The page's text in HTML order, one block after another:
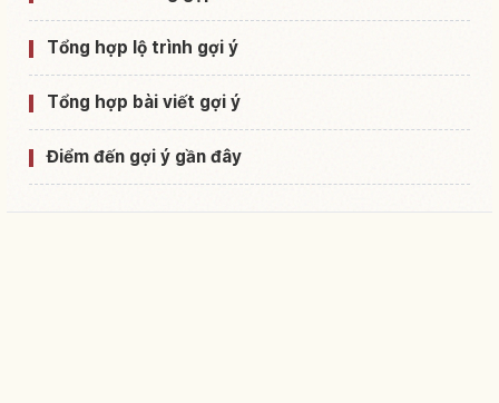
Tổng hợp lộ trình gợi ý
Tổng hợp bài viết gợi ý
Điểm đến gợi ý gần đây